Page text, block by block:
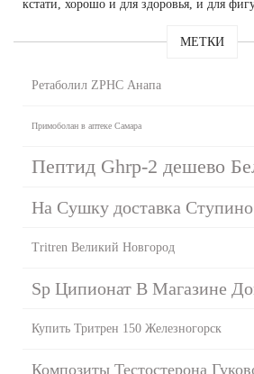
кстати, хорошо и для здоровья, и для
МЕТКИ
Ретаболил ZPHC Анапа
Примоболан в аптеке Самара
Пептид Ghrp-2 дешево
На Сушку доставка Ступино
Tritren Великий Новгород
Sp Ципионат В Магазине
Купить Тритрен 150 Железногорск
Композиты Тестостерона